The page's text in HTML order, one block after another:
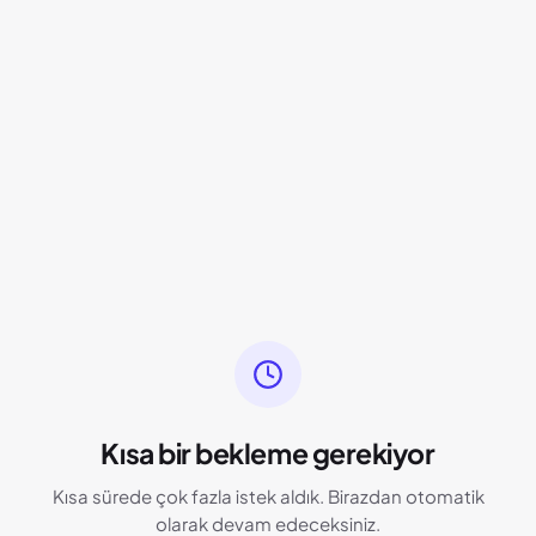
Kısa bir bekleme gerekiyor
Kısa sürede çok fazla istek aldık. Birazdan otomatik
olarak devam edeceksiniz.